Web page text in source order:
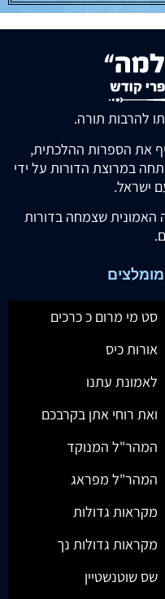
להרבות תורה.
את הספרות ההלכתית,
במרוצת הדורות על ידי
ישראל.
האמונית שצמחה בדורות
סט מי מרום כ כרכים
אורות כיס
לאמונת עתנו
ואת רוחי אתן בקרבכם
המהר"ל המנוקד
המהר"ל מפראג
מקראות גדולות
מקראות גדולות נך
שס שוטנשטיין